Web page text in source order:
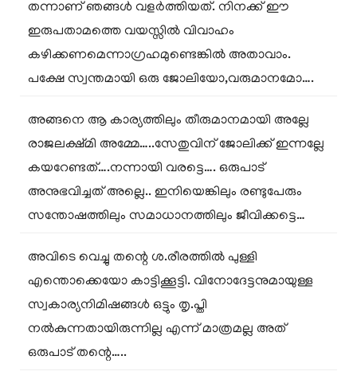
തന്നാണ് ഞങ്ങൾ വളർത്തിയത്. നിനക്ക് ഈ
ഇരുപതാമത്തെ വയസ്സിൽ വിവാഹം
കഴിക്കണമെന്നാഗ്രഹമുണ്ടെങ്കിൽ അതാവാം.
പക്ഷേ സ്വന്തമായി ഒരു ജോലിയോ,വരുമാനമോ….
അങ്ങനെ ആ കാര്യത്തിലും തീരുമാനമായി അല്ലേ
രാജലക്ഷ്മി അമ്മേ…..സേതുവിന് ജോലിക്ക് ഇന്നല്ലേ
കയറേണ്ടത്….നന്നായി വരട്ടെ…. ഒരുപാട്
അനുഭവിച്ചത് അല്ലെ.. ഇനിയെങ്കിലും രണ്ടുപേരും
സന്തോഷത്തിലും സമാധാനത്തിലും ജീവിക്കട്ടെ…
അവിടെ വെച്ചു തന്റെ ശ.രീരത്തിൽ പുള്ളി
എന്തൊക്കെയോ കാട്ടിക്കൂട്ടി. വിനോദേട്ടനുമായുള്ള
സ്വകാര്യനിമിഷങ്ങൾ ഒട്ടും തൃ.പ്തി
നൽകുന്നതായിരുന്നില്ല എന്ന് മാത്രമല്ല അത്
ഒരുപാട് തന്റെ…..